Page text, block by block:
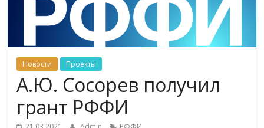
Новости Проекты
А.Ю. Сосорев получил
грант РФФИ